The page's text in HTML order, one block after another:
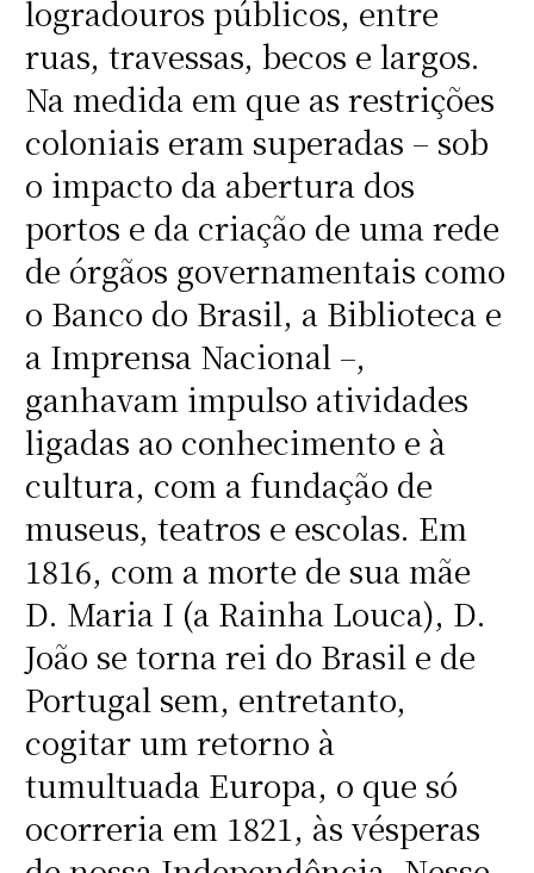
logradouros públicos, entre
ruas, travessas, becos e largos.
Na medida em que as restrições
coloniais eram superadas – sob
o impacto da abertura dos
portos e da criação de uma rede
de órgãos governamentais como
o Banco do Brasil, a Biblioteca e
a Imprensa Nacional –,
ganhavam impulso atividades
ligadas ao conhecimento e à
cultura, com a fundação de
museus, teatros e escolas. Em
1816, com a morte de sua mãe
D. Maria I (a Rainha Louca), D.
João se torna rei do Brasil e de
Portugal sem, entretanto,
cogitar um retorno à
tumultuada Europa, o que só
ocorreria em 1821, às vésperas